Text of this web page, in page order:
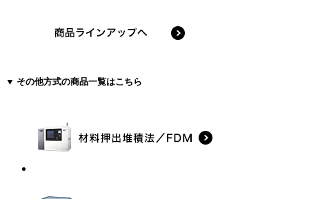
▼ その他方式の商品一覧はこちら